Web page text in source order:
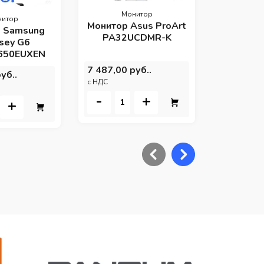
G6
+
Монитор
Монитор Asus ProArt
PA32UCDMR-K
7 487,00 руб..
c НДС
- +